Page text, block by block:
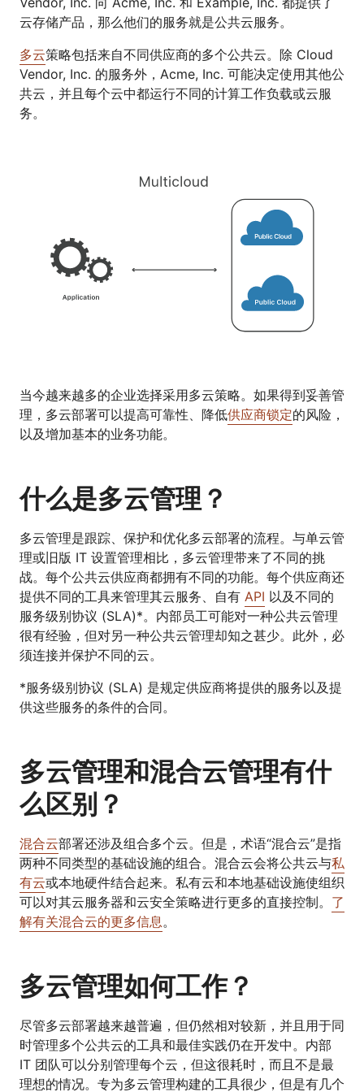
云存储产品，那么他们的服务就是公共云服务。
多云策略包括来自不同供应商的多个公共云。除 Cloud
Vendor, Inc. 的服务外，Acme, Inc. 可能决定使用其他公
共云，并且每个云中都运行不同的计算工作负载或云服
务。
当今越来越多的企业选择采用多云策略。如果得到妥善管
理，多云部署可以提高可靠性、降低供应商锁定的风险，
以及增加基本的业务功能。
什么是多云管理？
多云管理是跟踪、保护和优化多云部署的流程。与单云管
理或旧版 IT 设置管理相比，多云管理带来了不同的挑
战。每个公共云供应商都拥有不同的功能。每个供应商还
提供不同的工具来管理其云服务、自有 API 以及不同的
服务级别协议 (SLA)*。内部员工可能对一种公共云管理
很有经验，但对另一种公共云管理却知之甚少。此外，必
须连接并保护不同的云。
*服务级别协议 (SLA) 是规定供应商将提供的服务以及提
供这些服务的条件的合同。
多云管理和混合云管理有什
么区别？
混合云部署还涉及组合多个云。但是，术语“混合云”是指
两种不同类型的基础设施的组合。混合云会将公共云与私
有云或本地硬件结合起来。私有云和本地基础设施使组织
可以对其云服务器和云安全策略进行更多的直接控制。 了
解有关混合云的更多信息。
多云管理如何工作？
尽管多云部署越来越普遍，但仍然相对较新，并且用于同
时管理多个公共云的工具和最佳实践仍在开发中。内部
IT 团队可以分别管理每个云，但这很耗时，而且不是最
理想的情况。专为多云管理构建的工具很少，但是有几个